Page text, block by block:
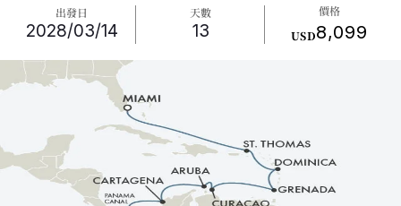
出發日
2028/03/14
天數
13
價格
USD8,099